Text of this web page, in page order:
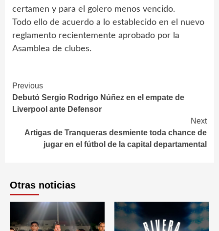
certamen y para el golero menos vencido.
Todo ello de acuerdo a lo establecido en el nuevo
reglamento recientemente aprobado por la
Asamblea de clubes.
Continue
Reading
Previous
Debutó Sergio Rodrigo Núñez en el empate de
Liverpool ante Defensor
Next
Artigas de Tranqueras desmiente toda chance de
jugar en el fútbol de la capital departamental
Otras noticias